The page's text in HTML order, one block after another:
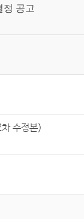
정 공고
수정본)